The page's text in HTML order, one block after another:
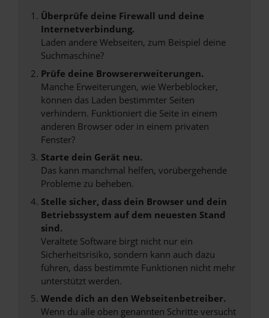
Überprüfe deine Firewall und deine
Internetverbindung.
Laden andere Webseiten, zum Beispiel deine
Suchmaschine?
Prüfe deine Browsererweiterungen.
Manche Erweiterungen, wie Werbeblocker,
können das Laden bestimmter Seiten
verhindern. Funktioniert die Seite in einem
anderen Browser oder in einem privaten
Fenster?
Starte dein Gerät neu.
Das kann manchmal helfen, vorübergehende
Probleme zu beheben.
Stelle sicher, dass dein Browser und dein
Betriebssystem auf dem neuesten Stand
sind.
Veraltete Software birgt nicht nur ein
Sicherheitsrisiko, sondern kann auch dazu
führen, dass bestimmte Funktionen nicht mehr
unterstützt werden.
Wende dich an den Webseitenbetreiber.
Wenn du alle oben genannten Schritte versucht